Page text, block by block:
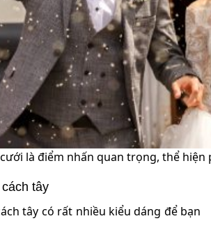
là điểm nhấn quan trọng, thể hiện
tây
tây có rất nhiều kiểu dáng để bạn